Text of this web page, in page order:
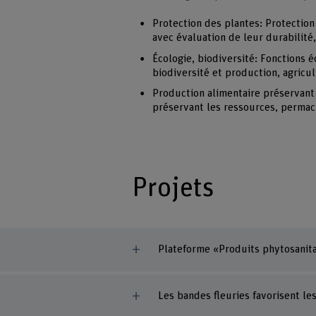
Protection des plantes:
avec évaluation de leur
Écologie, biodiversité: Fonctions
biodiversité et production,
Production alimentaire
préservant les ressources,
Projets
Plateforme «Produits
Les bandes fleuries favorisent